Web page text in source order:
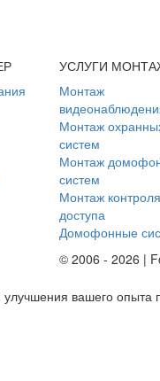
УСЛУГИ
Монтаж
Монтаж
систем
Монтаж
систем
Монтаж контроля
доступа
Домофонные
© 2006 - 2026 |
вашего